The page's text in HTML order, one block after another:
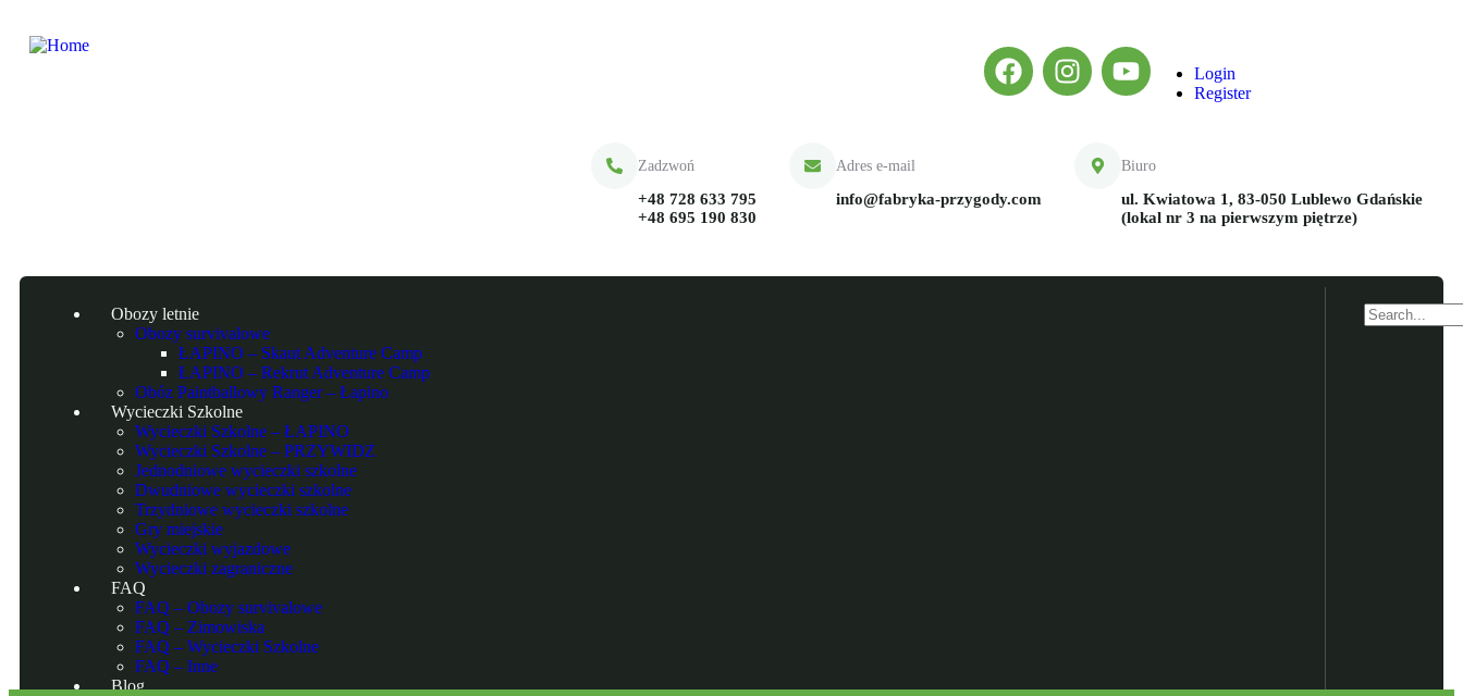
Login
Register
Zadzwoń
+48 728 633 795
+48 695 190 830
Adres e-mail
info@fabryka-przygody.com
Biuro
ul. Kwiatowa 1, 83-050 Lublewo Gdańskie
(lokal nr 3 na pierwszym piętrze)
Obozy letnie
Obozy survivalowe
ŁAPINO – Skaut Adventure Camp
ŁAPINO – Rekrut Adventure Camp
Obóz Paintballowy Ranger – Łapino
Wycieczki Szkolne
Wycieczki Szkolne – ŁAPINO
Wycieczki Szkolne – PRZYWIDZ
Jednodniowe wycieczki szkolne
Dwudniowe wycieczki szkolne
Trzydniowe wycieczki szkolne
Gry miejskie
Wycieczki wyjazdowe
Wycieczki zagraniczne
FAQ
FAQ – Obozy survivalowe
FAQ – Zimowiska
FAQ – Wycieczki Szkolne
FAQ – Inne
Blog